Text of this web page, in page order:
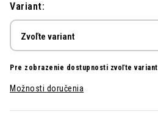
Variant:
Pre zobrazenie dostupnosti zvoľte variant
Možnosti doručenia